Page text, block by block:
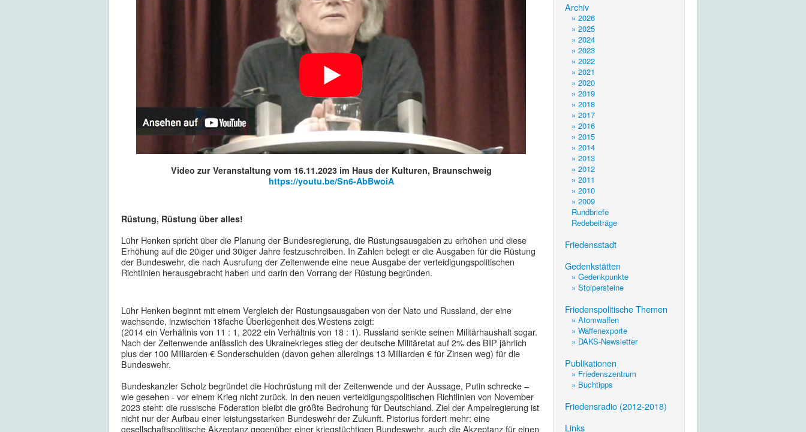
Video zur Veranstaltung vom 16.11.2023 im Haus der Kulturen, Braunschweig
https://youtu.be/Sn6-AbBwoiA
Rüstung, Rüstung über alles!
Lühr Henken spricht über die Planung der Bundesregierung, die Rüstungsausgaben zu erhöhen und diese
Erhöhung auf die 20iger und 30iger Jahre festzuschreiben. In Zahlen belegt er die Ausgaben für die Rüstung
der Bundeswehr, die nach Ausrufung der Zeitenwende eine neue Ausgabe der verteidigungspolitischen
Richtlinien herausgebracht haben und darin den Vorrang der Rüstung begründen.
Lühr Henken beginnt mit einem Vergleich der Rüstungsausgaben von der Nato und Russland, der eine
wachsende, inzwischen 18fache Überlegenheit des Westens zeigt:
(2014 ein Verhältnis von 11 : 1, 2022 ein Verhältnis von 18 : 1). Russland senkte seinen Militärhaushalt sogar.
Nach der Zeitenwende anlässlich des Ukrainekrieges stieg der deutsche Militäretat auf 2% des BIP jährlich
plus der 100 Milliarden € Sonderschulden (davon gehen allerdings 13 Milliarden € für Zinsen weg) für die
Bundeswehr.
Bundeskanzler Scholz begründet die Hochrüstung mit der Zeitenwende und der Aussage, Putin schrecke –
wie gesehen - vor einem Krieg nicht zurück. In den neuen verteidigungspolitischen Richtlinien von November
2023 steht: die russische Föderation bleibt die größte Bedrohung für Deutschland. Ziel der Ampelregierung ist
nicht nur der Aufbau einer leistungsstarken Bundeswehr der Zukunft. Pistorius fordert mehr: eine
gesellschaftspolitische Akzeptanz gegenüber einer kriegstüchtigen Bundeswehr, auch die Akzeptanz für einen
Archiv
» 2026
» 2025
» 2024
» 2023
» 2022
» 2021
» 2020
» 2019
» 2018
» 2017
» 2016
» 2015
» 2014
» 2013
» 2012
» 2011
» 2010
» 2009
Rundbriefe
Redebeiträge
Friedensstadt
Gedenkstätten
» Gedenkpunkte
» Stolpersteine
Friedenspolitische Themen
» Atomwaffen
» Waffenexporte
» DAKS-Newsletter
Publikationen
» Friedenszentrum
» Buchtipps
Friedensradio (2012-2018)
Links